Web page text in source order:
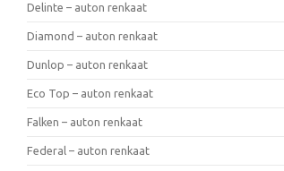
Delinte – auton renkaat
Diamond – auton renkaat
Dunlop – auton renkaat
Eco Top – auton renkaat
Falken – auton renkaat
Federal – auton renkaat